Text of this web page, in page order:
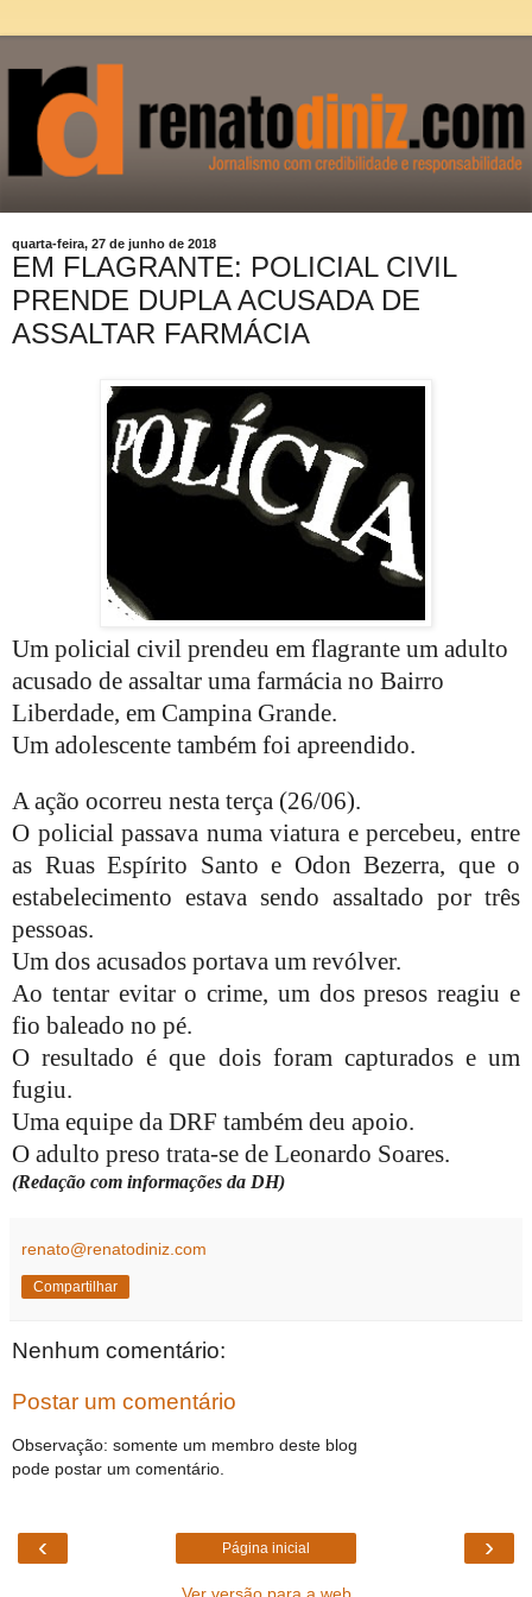
quarta-feira, 27 de junho de 2018
EM FLAGRANTE: POLICIAL CIVIL
PRENDE DUPLA ACUSADA DE
ASSALTAR FARMÁCIA
Um policial civil prendeu em flagrante um adulto
acusado de assaltar uma farmácia no Bairro
Liberdade, em Campina Grande.
Um adolescente também foi apreendido.
A ação ocorreu nesta terça (26/06).
O policial passava numa viatura e percebeu, entre
as Ruas Espírito Santo e Odon Bezerra, que o
estabelecimento estava sendo assaltado por três
pessoas.
Um dos acusados portava um revólver.
Ao tentar evitar o crime, um dos presos reagiu e
fio baleado no pé.
O resultado é que dois foram capturados e um
fugiu.
Uma equipe da DRF também deu apoio.
O adulto preso trata-se de Leonardo Soares.
(Redação com informações da DH)
renato@renatodiniz.com
Compartilhar
Nenhum comentário:
Postar um comentário
Observação: somente um membro deste blog
pode postar um comentário.
‹ ›
Página inicial